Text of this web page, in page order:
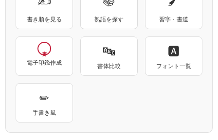
書き順を見る 熟語を探す 習字・書道
電子印鑑作成
🔤
書体比較
🅰
フォント一覧
✏
手書き風